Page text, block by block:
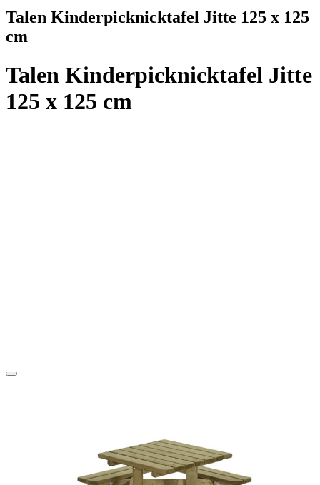
Talen Kinderpicknicktafel Jitte 125 x 125
cm
Talen Kinderpicknicktafel Jitte
125 x 125 cm